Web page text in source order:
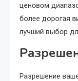
ценовом
более дорогая
лучший выбор
Разрешение